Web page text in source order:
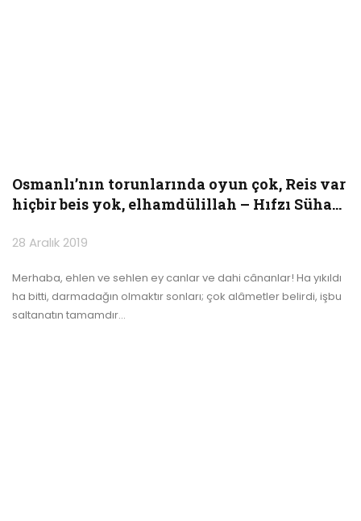
Osmanlı’nın torunlarında oyun çok, Reis var
hiçbir beis yok, elhamdülillah – Hıfzı Süha…
28 Aralık 2019
Merhaba, ehlen ve sehlen ey canlar ve dahi cânanlar! Ha yıkıldı
ha bitti, darmadağın olmaktır sonları; çok alâmetler belirdi, işbu
saltanatın tamamdır…